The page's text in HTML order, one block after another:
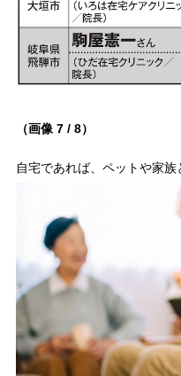
（画像 7 / 8）
自宅であれば、ペットや家族